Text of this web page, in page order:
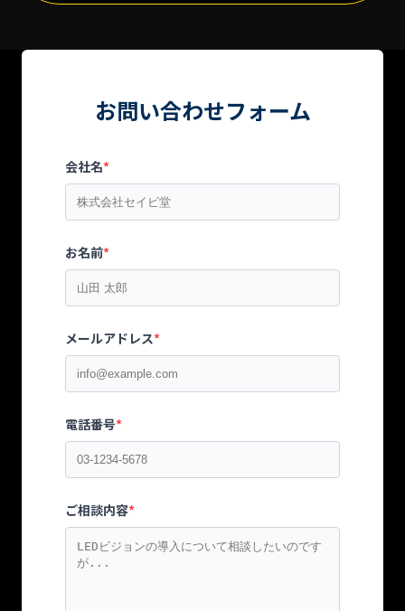
お問い合わせフォーム
会社名*
お名前*
メールアドレス*
電話番号*
ご相談内容*